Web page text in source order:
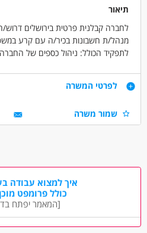
תיאור
לחברה קבלנית פרטית בירושלים
מנהל/ת חשבונות בכיר/ה עם קרע
לתפקיד הכולל: ניהול כספים של
עצמאי מא עד ת הכולל הגשת דוחות
לעובדי החברה. וכן עבודות נוספות
דרישות
דרושים בתחום
חוק ומשפט - עורך/ת דין
חשבונאות וכספים - מנהל/ת חשבונות
חשבונאות וכספים - רואה חשבון
לפרטי המשרה
שמור משרה
איך למצוא עבודה
כולל פרומפט
[המאמר יפתח